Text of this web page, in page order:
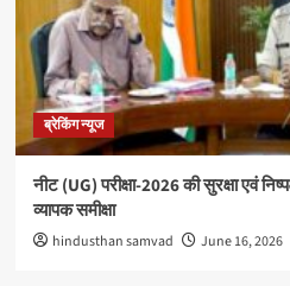
ब्रेकिंग न्यूज
नीट (UG) परीक्षा-2026 की सुरक्षा एवं
व्यापक समीक्षा
hindusthan samvad June 16, 2026